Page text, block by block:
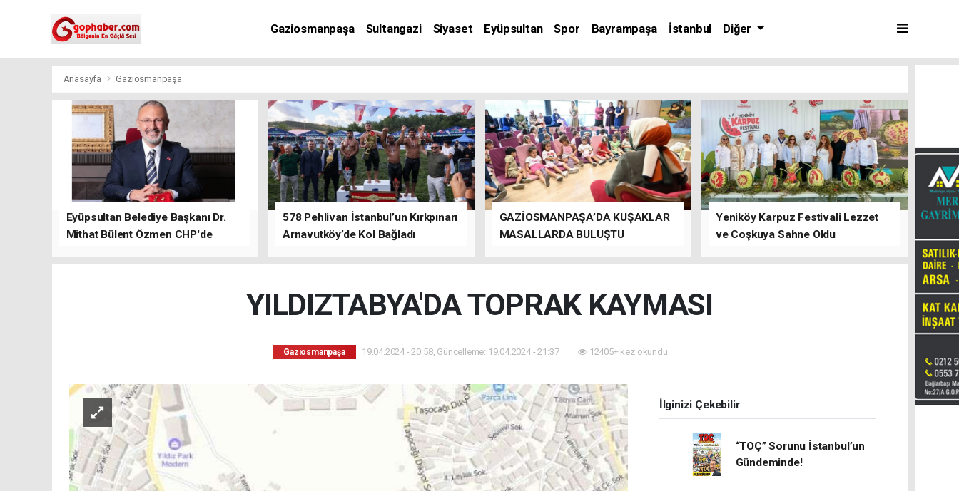
Gaziosmanpaşa Sultangazi Siyaset Eyüpsultan Spor Bayrampaşa İstanbul Diğer
Anasayfa Gaziosmanpaşa
Eyüpsultan Belediye Başkanı Dr.
Mithat Bülent Özmen CHP'de
578 Pehlivan İstanbul’un Kırkpınarı
Arnavutköy’de Kol Bağladı
GAZİOSMANPAŞA’DA KUŞAKLAR
MASALLARDA BULUŞTU
Yeniköy Karpuz Festivali Lezzet
ve Coşkuya Sahne Oldu
YILDIZTABYA'DA TOPRAK KAYMASI
Gaziosmanpaşa 19.04.2024 - 20:58, Güncelleme: 19.04.2024 - 21:37 12405+ kez okundu.
İlginizi Çekebilir
“TOÇ” Sorunu İstanbul’un
Gündeminde!